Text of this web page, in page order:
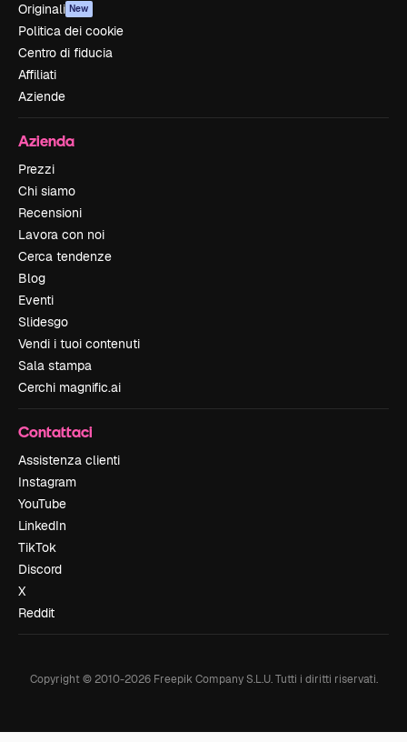
Originali New
Politica dei cookie
Centro di fiducia
Affiliati
Aziende
Azienda
Prezzi
Chi siamo
Recensioni
Lavora con noi
Cerca tendenze
Blog
Eventi
Slidesgo
Vendi i tuoi contenuti
Sala stampa
Cerchi magnific.ai
Contattaci
Assistenza clienti
Instagram
YouTube
LinkedIn
TikTok
Discord
X
Reddit
Copyright © 2010-2026Freepik Company S.L.U. Tutti i diritti riservati.